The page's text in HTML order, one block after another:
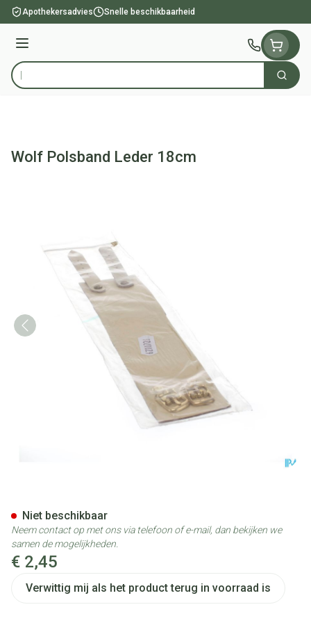
Ga naar de inhoud
Apothekersadvies Snelle beschikbaarheid
Menu
Product, merk, categorie... Zoek
Wolf Polsband Leder 18cm
€ 2,45
Verwittig mij als het product terug in voorraad is
Niet beschikbaar
Neem contact op met ons via telefoon of e-mail, dan bekijken we
samen de mogelijkheden.